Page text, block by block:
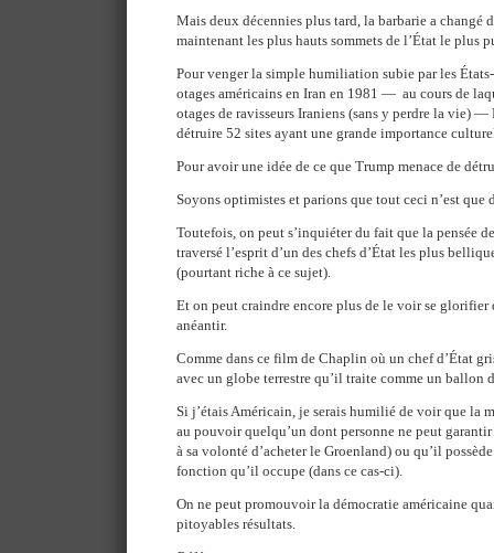
Mais deux décennies plus tard, la barbarie a changé
maintenant les plus hauts sommets de l’État le plus
Pour venger la simple humiliation subie par les
otages américains en Iran en 1981 — au cours de
otages de ravisseurs Iraniens (sans y perdre la vie) —
détruire 52 sites ayant une grande importance
Pour avoir une idée de ce que Trump menace de
Soyons optimistes et parions que tout ceci n’est que
Toutefois, on peut s’inquiéter du fait que la pensée
traversé l’esprit d’un des chefs d’État les plus
(pourtant riche à ce sujet).
Et on peut craindre encore plus de le voir se glorifier
anéantir.
Comme dans ce film de Chaplin où un chef d’État
avec un globe terrestre qu’il traite comme un ballon
Si j’étais Américain, je serais humilié de voir que la
au pouvoir quelqu’un dont personne ne peut garantir
à sa volonté d’acheter le Groenland) ou qu’il
fonction qu’il occupe (dans ce cas-ci).
On ne peut promouvoir la démocratie américaine
pitoyables résultats.